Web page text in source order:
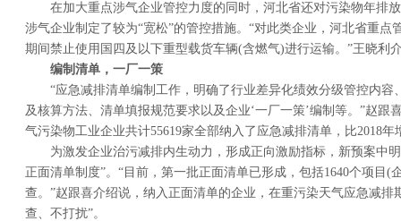
在加大重点涉气企业管控力度的同时，河北省还对污染物年排
涉气企业制定了较为“宽松”的管控措施。“对此类企业，河北省重点
期间禁止使用国四及以下重型载货车辆(含燃气)进行运输。”王晓利
编制清单，一厂一策
“应急减排清单编制工作，明确了行业差异化绩效分级管控内容
及核算方法、清单填报规范要求以及企业‘一厂一策’编制等。”赵跟
气污染物工业企业共计55619家全部纳入了应急减排清单，比2018年
为激发企业治污减排内生动力，形成正向激励指标，新预案中
正面清单制度”。“目前，第一批正面清单已形成，包括1640个项目(
查。”赵跟喜介绍说，纳入正面清单的企业，在重污染天气应急减排
查、不打扰”。